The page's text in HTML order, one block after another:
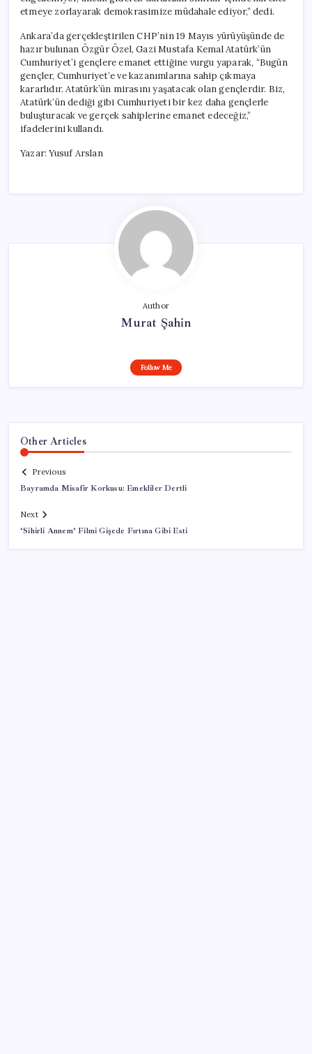
etmeye zorlayarak demokrasimize müdahale ediyor,” dedi.
Ankara’da gerçekleştirilen CHP’nin 19 Mayıs yürüyüşünde de
hazır bulunan Özgür Özel, Gazi Mustafa Kemal Atatürk’ün
Cumhuriyet’i gençlere emanet ettiğine vurgu yaparak, “Bugün
gençler, Cumhuriyet’e ve kazanımlarına sahip çıkmaya
kararlıdır. Atatürk’ün mirasını yaşatacak olan gençlerdir. Biz,
Atatürk’ün dediği gibi Cumhuriyeti bir kez daha gençlerle
buluşturacak ve gerçek sahiplerine emanet edeceğiz,”
ifadelerini kullandı.
Yazar: Yusuf Arslan
Author
Murat Şahin
Follow Me
Other Articles
Previous
Bayramda Misafir Korkusu: Emekliler Dertli
Next
‘Sihirli Annem’ Filmi Gişede Fırtına Gibi Esti